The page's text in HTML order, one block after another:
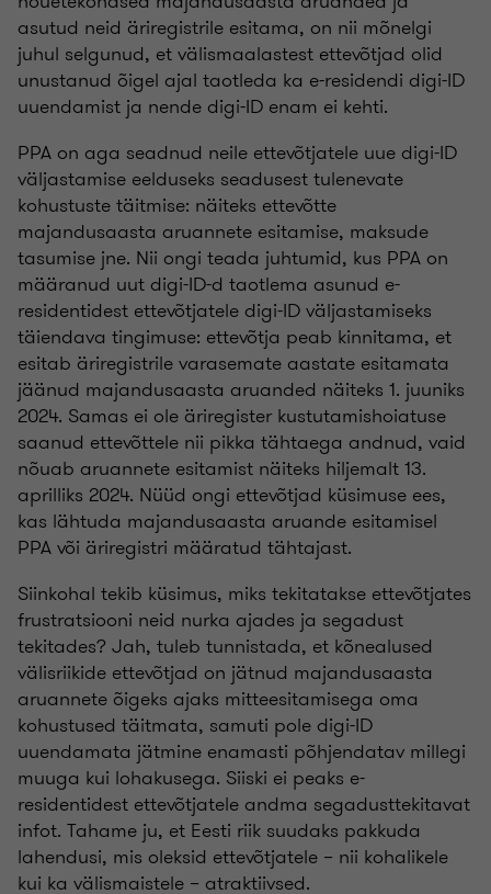
asutud neid äriregistrile esitama, on nii mõnelgi
juhul selgunud, et välismaalastest ettevõtjad olid
unustanud õigel ajal taotleda ka e-residendi digi-ID
uuendamist ja nende digi-ID enam ei kehti.
PPA on aga seadnud neile ettevõtjatele uue digi-ID
väljastamise eelduseks seadusest tulenevate
kohustuste täitmise: näiteks ettevõtte
majandusaasta aruannete esitamise, maksude
tasumise jne. Nii ongi teada juhtumid, kus PPA on
määranud uut digi-ID-d taotlema asunud e-
residentidest ettevõtjatele digi-ID väljastamiseks
täiendava tingimuse: ettevõtja peab kinnitama, et
esitab äriregistrile varasemate aastate esitamata
jäänud majandusaasta aruanded näiteks 1. juuniks
2024. Samas ei ole äriregister kustutamishoiatuse
saanud ettevõttele nii pikka tähtaega andnud, vaid
nõuab aruannete esitamist näiteks hiljemalt 13.
aprilliks 2024. Nüüd ongi ettevõtjad küsimuse ees,
kas lähtuda majandusaasta aruande esitamisel
PPA või äriregistri määratud tähtajast.
Siinkohal tekib küsimus, miks tekitatakse ettevõtjates
frustratsiooni neid nurka ajades ja segadust
tekitades? Jah, tuleb tunnistada, et kõnealused
välisriikide ettevõtjad on jätnud majandusaasta
aruannete õigeks ajaks mitteesitamisega oma
kohustused täitmata, samuti pole digi-ID
uuendamata jätmine enamasti põhjendatav millegi
muuga kui lohakusega. Siiski ei peaks e-
residentidest ettevõtjatele andma segadusttekitavat
infot. Tahame ju, et Eesti riik suudaks pakkuda
lahendusi, mis oleksid ettevõtjatele – nii kohalikele
kui ka välismaistele – atraktiivsed.